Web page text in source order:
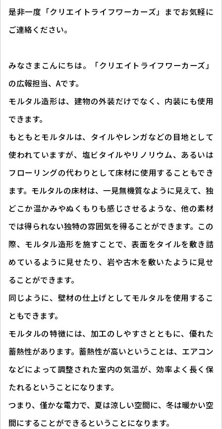
是非一度「クリエイトライフワーカーズ」までお気軽に
ご連絡ください。
みなさまこんにちは。「クリエイトライフワーカーズ」
の広報担当、Aです。
モルタル造形は、建物の外装だけでなく、内装にも使用
できます。
もともとモルタルは、タイルやレンガなどの目地として
使われていますが、塩ビタイルやリノリウム、あるいは
フローリングの代わりとして床材に使用することもでき
ます。モルタルの床材は、一見無機質なように見えて、独
どこか温かみやぬくもりも感じさせるような、他の素材
では得られない独特の雰囲気を得ることができます。この
際、モルタル造形を施すことで、表面をタイルを敷き詰
めているように見せたり、岩や古木を敷いたように見せ
ることができます。
同じように、壁材の仕上げとしてモルタルを使用するこ
ともできます。
モルタルの特徴には、加工のしやすさとともに、優れた
蓄熱性があります。蓄熱性が高いということは、エアコン
などによって調整された室内の気温が、効率よく長く保
たれるということになります。
つまり、僅かな電力で、夏は涼しい空間に、冬は暖かい空
間にすることができるということになります。